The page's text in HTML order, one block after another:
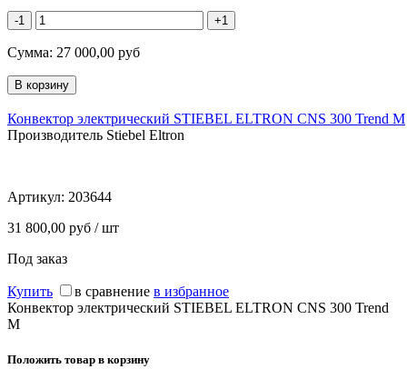
-1 +1
Сумма: 27 000,00 руб
Конвектор электрический STIEBEL ELTRON CNS 300 Trend M
Производитель Stiebel Eltron
Артикул: 203644
31 800,00 руб / шт
Под заказ
Купить в сравнение в избранное
Конвектор электрический STIEBEL ELTRON CNS 300 Trend
M
Положить товар в корзину